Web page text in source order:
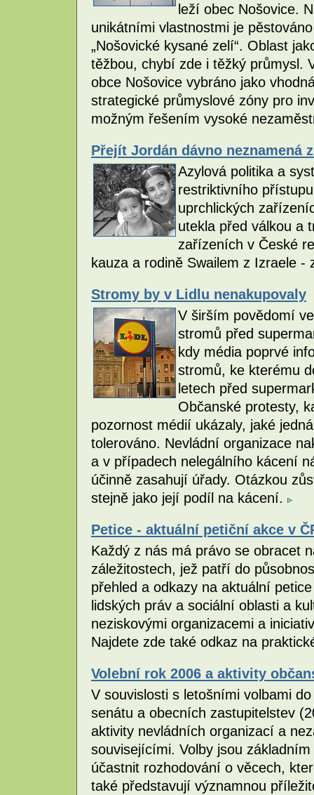
leží obec Nošovice.
unikátními vlastnostmi je
„Nošovické kysané zelí“. Oblast
těžbou, chybí zde i těžký průmysl.
obce Nošovice vybráno jako
strategické průmyslové zóny pro
možným řešením vysoké
Přejít Jordán dávno neznamená
Azylová politika a
restriktivního
uprchlických
utekla před válkou a
zařízeních v České
kauza a rodině Swailem z Izraele
Stromy by v Lidlu nenakupovaly
V širším povědomí
stromů před
kdy média poprvé
stromů, ke kterému
letech před
Občanské protesty,
pozornost médií ukázaly, jaké
tolerováno. Nevládní organizace
a v případech nelegálního kácení
účinně zasahují úřady. Otázkou
stejně jako její podíl na kácení.
Petice - aktuální petiční akce v
Každý z nás má právo se obracet
záležitostech, jež patří do
přehled a odkazy na aktuální
lidských práv a sociální oblasti a
neziskovými organizacemi a
Najdete zde také odkaz na
Volební rok 2006 a aktivity
V souvislosti s letošními volbami
senátu a obecních zastupitelstev
aktivity nevládních organizací a
souvisejícími. Volby jsou
účastnit rozhodování o věcech,
také představují významnou